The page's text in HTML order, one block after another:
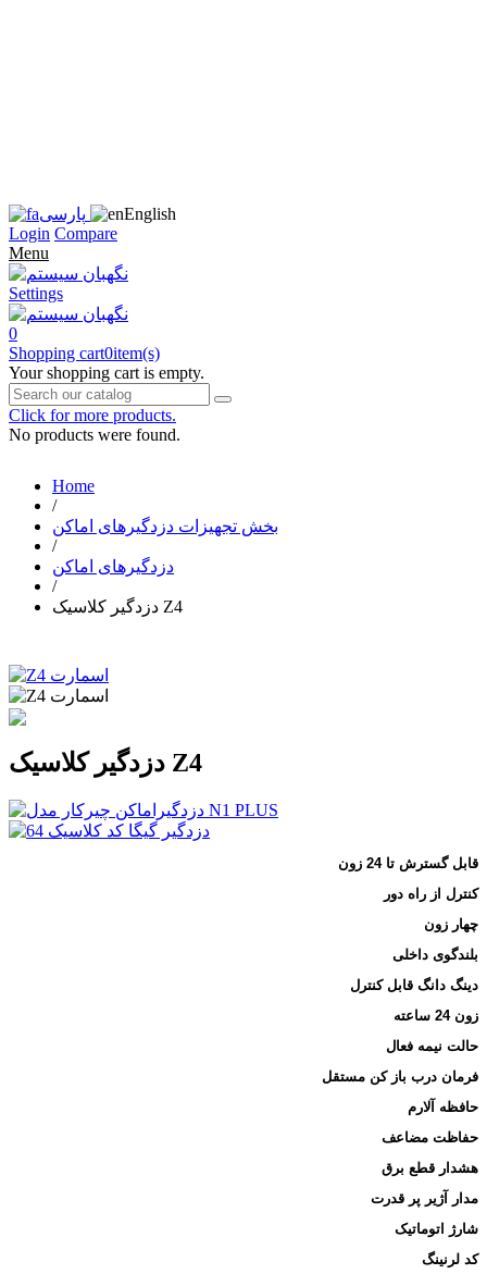
پارسی
English
Login Compare
Menu
Settings
0
Shopping cart0item(s)
Your shopping cart is empty.
Click for more products.
No products were found.
Home
/
بخش تجهیزات دزدگیرهای اماکن
/
دزدگیرهای اماکن
/
دزدگیر کلاسیک Z4
دزدگیر کلاسیک Z4
قابل گسترش تا 24 زون
کنترل از راه دور
چهار زون
بلندگوی داخلی
دینگ دانگ قابل کنترل
زون 24 ساعته
حالت نیمه فعال
فرمان درب باز کن مستقل
حافظه آلارم
حفاظت مضاعف
هشدار قطع برق
مدار آژیر پر قدرت
شارژ اتوماتیک
کد لرنینگ